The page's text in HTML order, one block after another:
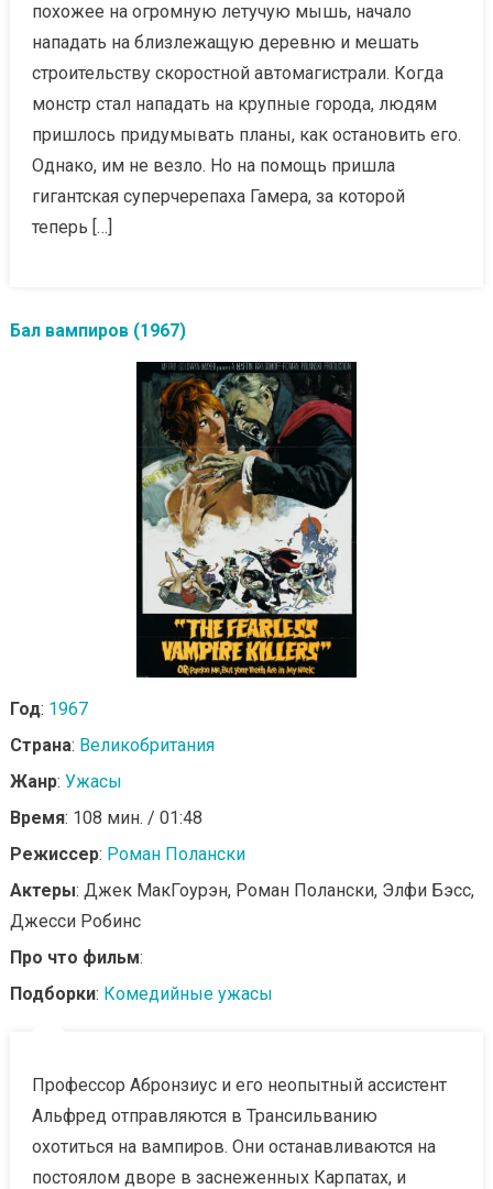
похожее на огромную летучую мышь, начало
нападать на близлежащую деревню и мешать
строительству скоростной автомагистрали. Когда
монстр стал нападать на крупные города, людям
пришлось придумывать планы, как остановить его.
Однако, им не везло. Но на помощь пришла
гигантская суперчерепаха Гамера, за которой
теперь […]
Бал вампиров (1967)
Год: 1967
Страна: Великобритания
Жанр: Ужасы
Время: 108 мин. / 01:48
Режиссер: Роман Полански
Актеры: Джек МакГоурэн, Роман Полански, Элфи Бэсс,
Джесси Робинс
Про что фильм:
Подборки: Комедийные ужасы
Профессор Абронзиус и его неопытный ассистент
Альфред отправляются в Трансильванию
охотиться на вампиров. Они останавливаются на
постоялом дворе в заснеженных Карпатах, и